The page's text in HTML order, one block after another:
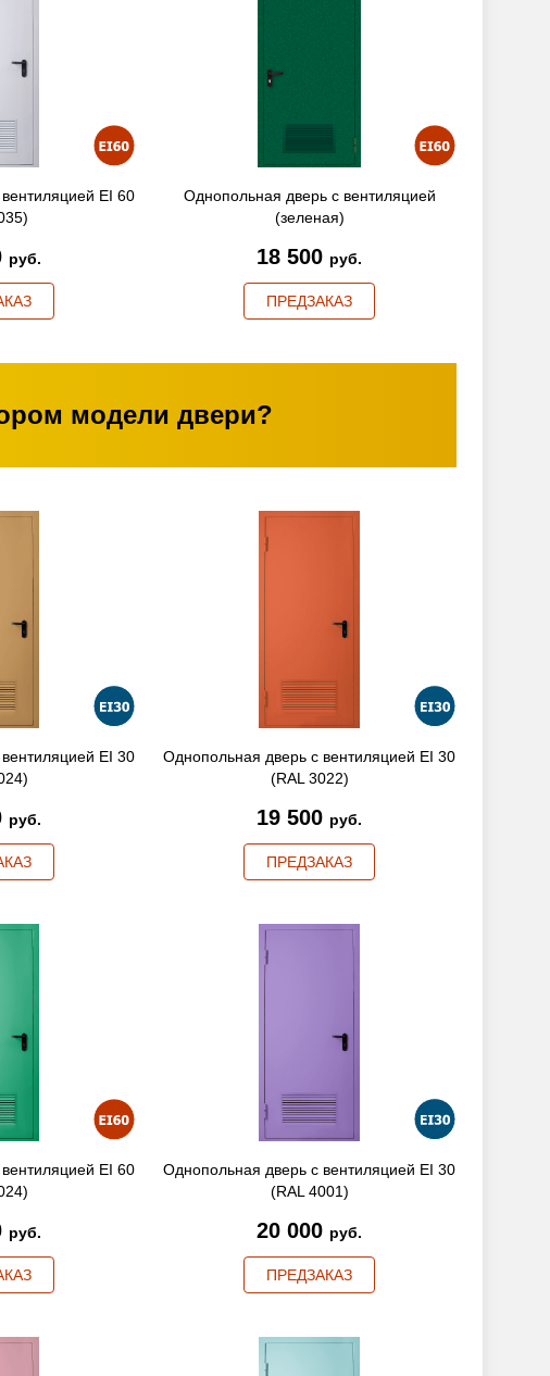
EI 60
руб.
Однопольная дверь с вентиляцией
(зеленая)
18 500 руб.
ПРЕДЗАКАЗ
модели двери?
EI 30
руб.
Однопольная дверь с вентиляцией EI 30
(RAL 3022)
19 500 руб.
ПРЕДЗАКАЗ
EI 60
руб.
Однопольная дверь с вентиляцией EI 30
(RAL 4001)
20 000 руб.
ПРЕДЗАКАЗ